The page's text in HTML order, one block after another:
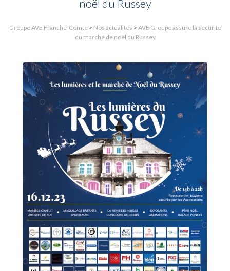
noël du Russey
Groupe AVE Franche-Comté> Nos actualités > AVE Groupe assure la sécurité
du marché de noël du Russey